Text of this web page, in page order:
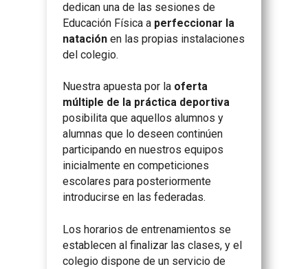
dedican una de las sesiones de
Educación Física a perfeccionar la
natación en las propias instalaciones
del colegio.
Nuestra apuesta por la oferta
múltiple de la práctica deportiva
posibilita que aquellos alumnos y
alumnas que lo deseen continúen
participando en nuestros equipos
inicialmente en competiciones
escolares para posteriormente
introducirse en las federadas.
Los horarios de entrenamientos se
establecen al finalizar las clases, y el
colegio dispone de un servicio de